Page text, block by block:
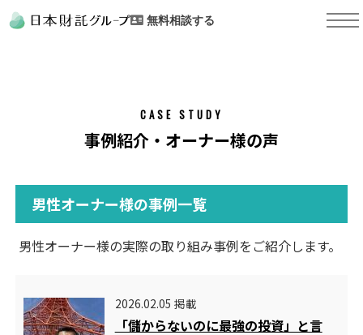
無料相談する
CASE STUDY
事例紹介・オーナー様の声
男性オーナー様の事例一覧
男性オーナー様の実際の取り組み事例をご紹介します。
2026.02.05 掲載
「儲からないのに最強の投資」と言